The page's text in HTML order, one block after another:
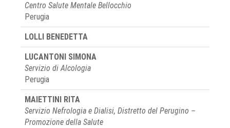
Centro Salute Mentale Bellocchio
Perugia
LOLLI BENEDETTA
LUCANTONI SIMONA
Servizio di Alcologia
Perugia
MAIETTINI RITA
Servizio Nefrologia e Dialisi, Distretto del Perugino –
Promozione della Salute